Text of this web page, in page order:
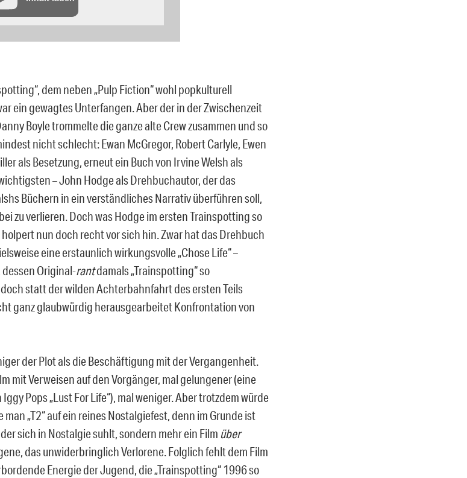
dem neben „Pulp Fiction“ wohl popkulturell
ein gewagtes Unterfangen. Aber der in der Zwischenzeit
Boyle trommelte die ganze alte Crew zusammen und so
nicht schlecht: Ewan McGregor, Robert Carlyle, Ewen
als Besetzung, erneut ein Buch von Irvine Welsh als
– John Hodge als Drehbuchautor, der das
Büchern in ein verständliches Narrativ überführen soll,
zu verlieren. Doch was Hodge im ersten Trainspotting so
nun doch recht vor sich hin. Zwar hat das Drehbuch
eine erstaunlich wirkungsvolle „Chose Life“ –
Original-rantdamals „Trainspotting“ so
statt der wilden Achterbahnfahrt des ersten Teils
ganz glaubwürdig herausgearbeitet Konfrontation von
der Plot als die Beschäftigung mit der Vergangenheit.
mit Verweisen auf den Vorgänger, mal gelungener (eine
Pops „Lust For Life“), mal weniger. Aber trotzdem würde
man „T2“ auf ein reines Nostalgiefest, denn im Grunde ist
sich in Nostalgie suhlt, sondern mehr ein Film über
das unwiderbringlich Verlorene. Folglich fehlt dem Film
Energie der Jugend, die „Trainspotting“ 1996 so